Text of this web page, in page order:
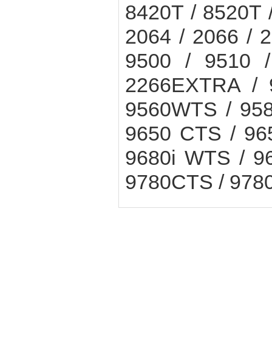
8420T / 8520T
2064 / 2066 /
9500 / 9510
2266EXTRA
9560WTS /
9650 CTS /
9680i WTS /
9780CTS /